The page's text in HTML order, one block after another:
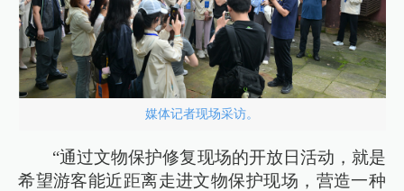
媒体记者现场采访。
“通过文物保护修复现场的开放日活动，就是
希望游客能近距离走进文物保护现场，营造一种